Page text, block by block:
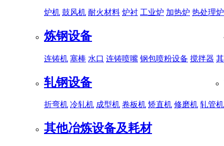
炉机 鼓风机 耐火材料 炉衬 工业炉 加热炉 热处理炉
炼钢设备
连铸机 塞棒 水口 连铸喷嘴 钢包喷粉设备 搅拌器
轧钢设备
折弯机 冷轧机 成型机 卷板机 矫直机 修磨机 轧管机
其他冶炼设备及耗材